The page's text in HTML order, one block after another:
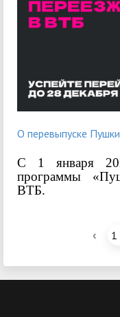
О перевыпуске
С 1 января
программы
ВТБ.
‹ 1